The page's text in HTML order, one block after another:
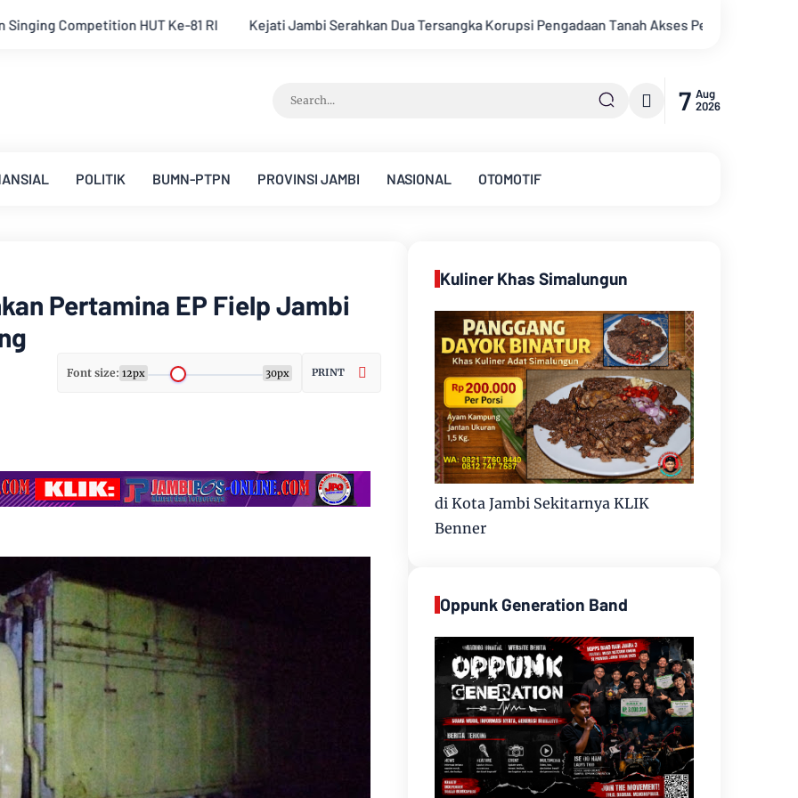
Jambi Serahkan Dua Tersangka Korupsi Pengadaan Tanah Akses Pelabuhan Ujung Jabung Ke Penuntut Umum
7 Aug
2026
POLITIK BUMN-PTPN PROVINSI JAMBI NASIONAL OTOMOTIF
Pertamina EP Fielp Jambi
Font size: 12px 30px PRINT
Kuliner Khas Simalungun
di Kota Jambi Sekitarnya KLIK
Benner
Oppunk Generation Band